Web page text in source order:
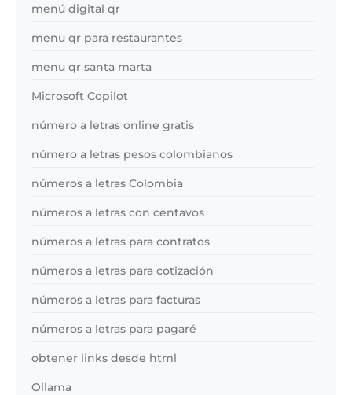
menú digital qr
menu qr para restaurantes
menu qr santa marta
Microsoft Copilot
número a letras online gratis
número a letras pesos colombianos
números a letras Colombia
números a letras con centavos
números a letras para contratos
números a letras para cotización
números a letras para facturas
números a letras para pagaré
obtener links desde html
Ollama